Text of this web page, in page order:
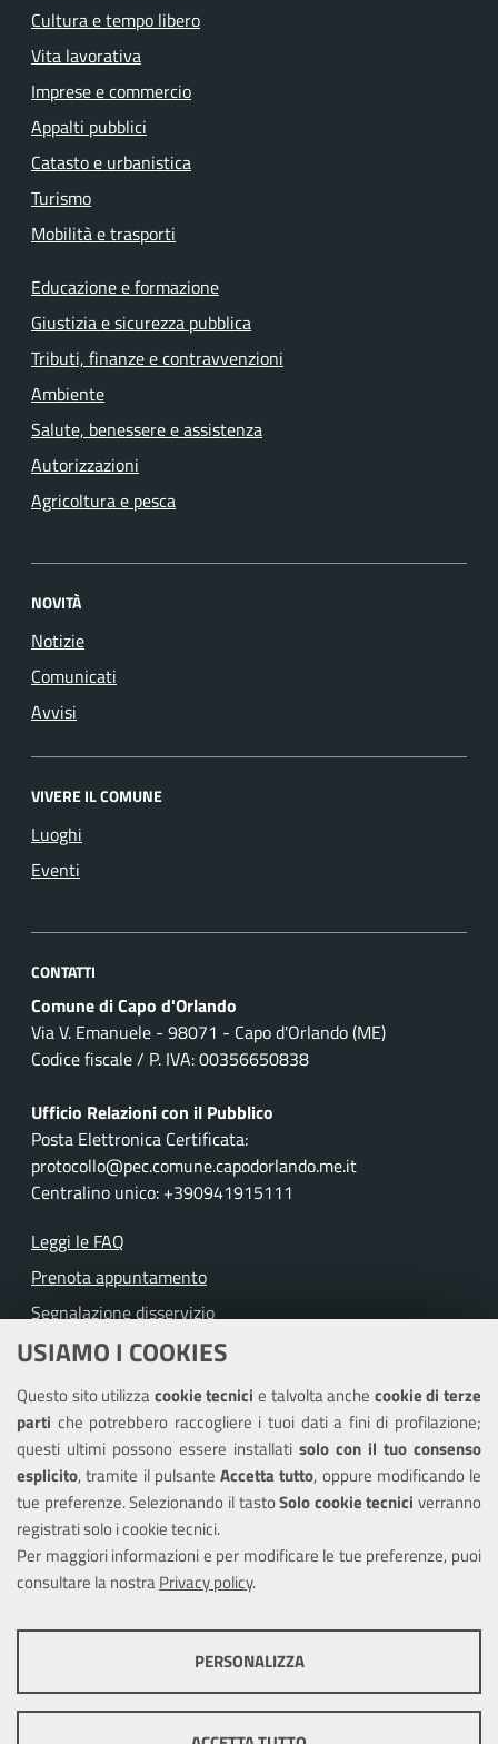
USIAMO I COOKIES
Questo sito utilizzacookie tecnicie talvolta anche cookie di terze
parti che potrebbero raccogliere i tuoi dati a fini di profilazione;
questi ultimi possono essere installati solo con il tuo consenso
esplicito, tramite il pulsante Accetta tutto, oppure modificando le
tue preferenze. Selezionando il tastoSolo cookie tecnici verranno
registrati solo i cookie tecnici.
Per maggiori informazioni e per modificare le tue preferenze, puoi
consultare la nostraPrivacy policy.
PERSONALIZZA
Cultura e tempo libero
Vita lavorativa
Imprese e commercio
Appalti pubblici
Catasto e urbanistica
Turismo
Mobilità e trasporti
Educazione e formazione
Giustizia e sicurezza pubblica
Tributi, finanze e contravvenzioni
Ambiente
Salute, benessere e assistenza
Autorizzazioni
Agricoltura e pesca
NOVITÀ
Notizie
Comunicati
Avvisi
VIVERE IL COMUNE
Luoghi
Eventi
CONTATTI
Comune di Capo d'Orlando
Via V. Emanuele - 98071 - Capo d'Orlando (ME)
Codice fiscale / P. IVA: 00356650838
Ufficio Relazioni con il Pubblico
Posta Elettronica Certificata:
protocollo@pec.comune.capodorlando.me.it
Centralino unico: +390941915111
Leggi le FAQ
Prenota appuntamento
Segnalazione disservizio
Richiesta assistenza
Amministrazione trasparente
Informativa privacy
Note legali
Piano di miglioramento del sito
Dichiarazione di accessibilità